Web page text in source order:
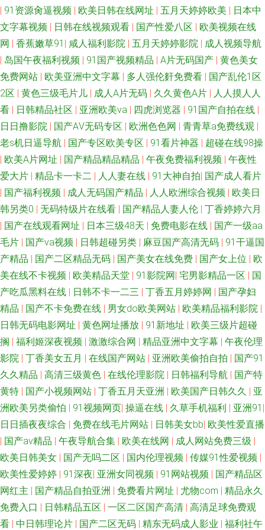
久久中文字幕懂色网 91shiping在线 成人春色影视在线 香蕉色导航 操精品大
妻黑丝观看 日本男人天堂网 波多野洁依无码 少妇肏屄视频 AV韩片 青娱乐论
坛视频 91探花国产综合在线 伊人焦久伦理在线 国产91丝袜 色色日b电影天
堂 91视频人人做97 91视频在线观看网址 色色啪啪91 97亚州色图 日韩人妻
无码98福利 91少妇啪啪婷婷超碰 男女啪啪免费网站91 91疯狂高潮对白合集
91福利影视 久久九九综合 尤物视频网 大香蕉AV片 久久婷婷欧美性爱 91福
利在线视频观看 国产一二三四 91豆花精品 国产精品自拍一区 91花探 欧美强
奸第5页 91九色熟女露脸 老湿机午夜剧场 91n女在线 丁香在线一区二区三区
色婷亚洲网站 丁香婷婷乱鲁 91免费在线观看网站 人人操b 91影音先锋图片
夜福利第一区日韩 九一免费看片 91传媒在线观看 91福利在线导航 国产网站
久久 91白丝免费在线观看 黄色苍库 91福利淫导航 男人天堂色91N 国产玖玖
精品 91传媒在线免费看 九一干逼视频 在线不卡a 亚洲骚逼网 女同拉拉 91社
永久入口 蜜桃视频免费在线观看 91另类精品日韩欧美 激情啪啪在线观看91
戒wwwwwww 91在线艹精品 欧美牛b叉视频 福利涩91 91成人一级片 日韩不
卡在线乱码人妻 国产精品91福利视频 91强奸 亚洲精品五月婷婷 国产91系列
| 91资源肏逼视频 | 欧美日韩在线网址 | 五月天婷婷欧美 | 日本中
文字幕视频 | 日韩在线视频观看 | 国产性爱八区 | 欧美视频在线
网 | 香蕉嫩草91 | 咸人福利影院 | 五月天婷婷影院 | 成人视频导航
| 岛国午夜福利视频 | 91国产视频精品 | A片无码国产 | 黄色美女
免费网站 | 欧美亚洲中文字幕 | 多人强伦姧免费看 | 国产乱伦1区
2区 | 黄色三级毛片儿 | 成人A片无码 | 久久黄色A片 | 人人摸人人
看 | 日韩精品社区 | 亚洲欧美va | 四虎浏览器 | 91国产自拍在线 |
日日撸影院 | 国产AⅤ无码专区 | 欧洲色色网 | 青青草a免费线观 |
老s机日逼导航 | 国产专区欧美专区 | 91看片神器 | 超碰在线98操
| 欧美A片网址 | 国产精品精品精品 | 午夜免费福利视频 | 午夜性
爱大片 | 精品卡一卡二 | 人人妻在线 | 91大神自拍| 国产成人看片
| 国产福利视频 | 成人无码国产精品 | 人人欧洲综合视频 | 欧美日
韩另类0 | 无码特级片在线看 | 国产精品人妻人伦 | 丁香婷婷六月
| 国产在线观看网址 | 日本三级48天 | 免费电影在线 | 国产一级aa
毛片 | 国产va视频 | 日韩超碰另类 | 麻豆国产高清无码 | 91干逼国
产精品 | 国产二区精品无码 | 国产美女在线免费 | 国产女上位 | 欧
美在线不卡视频 | 欧美精品天堂 | 91影院网| 宅男影精品一区 | 国
产吃瓜黑料在线 | 日韩不卡一二三 | 丁香五月婷婷网 | 国产孕妇
精品 | 国产不卡免费在线 | 男女do欧美网站 | 欧美精品福利影院 |
日韩无码电影网址 | 黄色网址播放 | 91新地址 | 欧美三级片超碰
搁 | 福利姬深夜视频 | 激激综合网 | 精品亚洲中文字幕 | 午夜伦理
影院 | 丁香美女五月 | 在线国产网站 | 亚洲欧美偷拍自拍 | 国产91
久久精品 | 高清三级黄色 | 在线伦理影院 | 日韩福利导航 | 国产特
黄特 | 国产小视频网站 | 丁香五月天亚洲 | 欧美国产日韩久久 | 亚
洲欧美另类偷怕 | 91视频网页| 操逼在线 | 久草手机福利 | 亚洲91 |
日日插夜夜综合 | 免费在线毛片网站 | 日韩美女bb| 欧美性爱直播
| 国产aⅴ精品 | 午夜导航合集 | 欧美在线网 | 成人网站免费三级 |
欧美日韩美女 | 国产无吗二区 | 国内伦理视频 | 传媒91性爱视频 |
欧美性爱婷婷 | 91深夜| 亚洲女同视频 | 91网站视频 | 国产精品区
网红主 | 国产精品自拍亚洲 | 免费看片网址 | 尤物com | 精品永久
免费入口 | 日韩精品五区 | 一区二区国产高清 | 高清足球免费观
看 | 中日韩理论片 | 国产二区无码 | 精东无码成人影业 | 福利社午